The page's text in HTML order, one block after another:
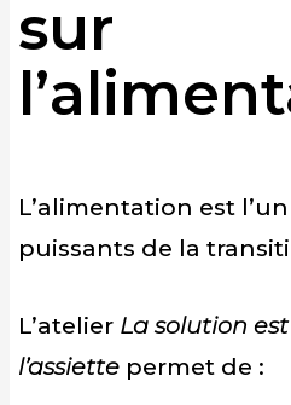
sur
L’alimentation est
puissants de la
L’atelier La solution
l’assiette permet de :